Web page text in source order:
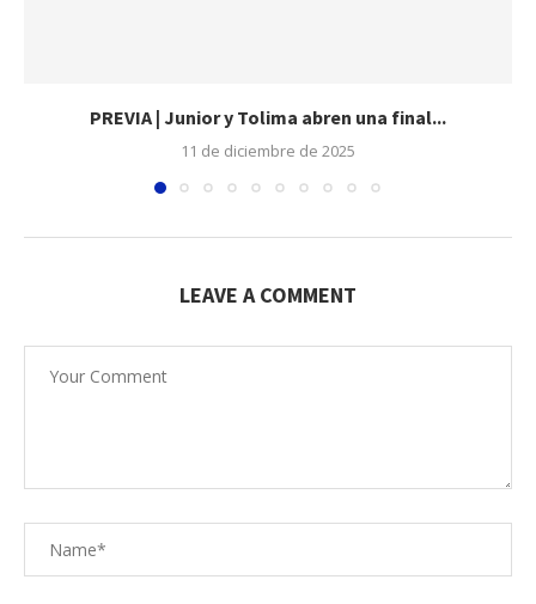
PREVIA | Junior y Tolima abren una final...
11 de diciembre de 2025
LEAVE A COMMENT